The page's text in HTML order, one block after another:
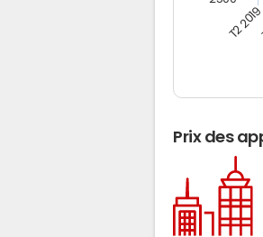
T2 2019
Prix des